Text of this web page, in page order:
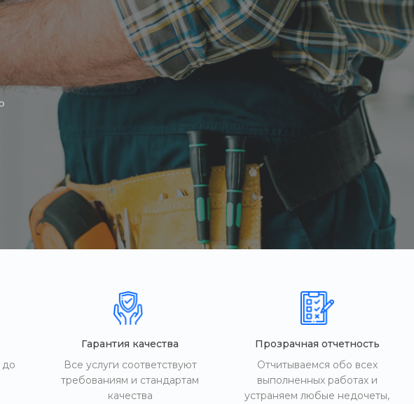
до
Гарантия качества
Все услуги соответствуют
требованиям и стандартам
качества
Прозрачная отчетность
Отчитываемся обо всех
выполненных работах и
устраняем любые недочеты,